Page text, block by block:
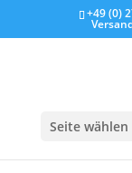
+49 (0)
Seite wählen